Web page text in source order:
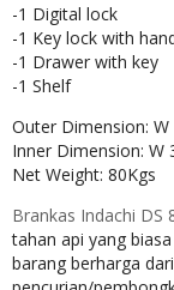
-1 Digital lock
-1 Key lock with
-1 Drawer with key
-1 Shelf
Outer Dimension:
Inner Dimension: W
Net Weight: 80Kgs
Brankas Indachi DS
tahan api yang
barang berharga